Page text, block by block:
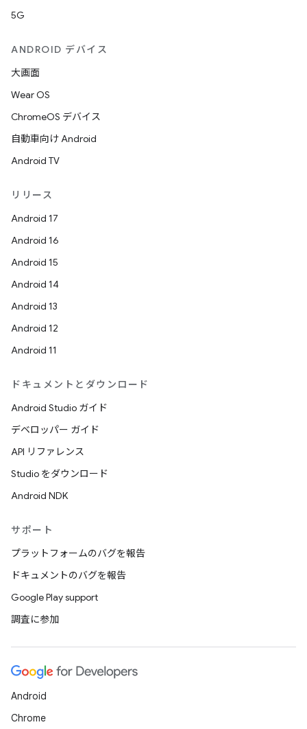
5G
ANDROID デバイス
大画面
Wear OS
ChromeOS デバイス
自動車向け Android
Android TV
リリース
Android 17
Android 16
Android 15
Android 14
Android 13
Android 12
Android 11
ドキュメントとダウンロード
Android Studio ガイド
デベロッパー ガイド
API リファレンス
Studio をダウンロード
Android NDK
サポート
プラットフォームのバグを報告
ドキュメントのバグを報告
Google Play support
調査に参加
Android
Chrome